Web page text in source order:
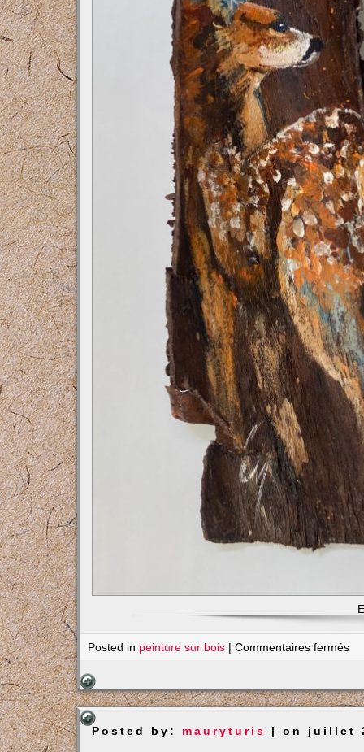
Posted in peinture sur bois |Commentaires fermés
Posted by: mauryturis | on juillet